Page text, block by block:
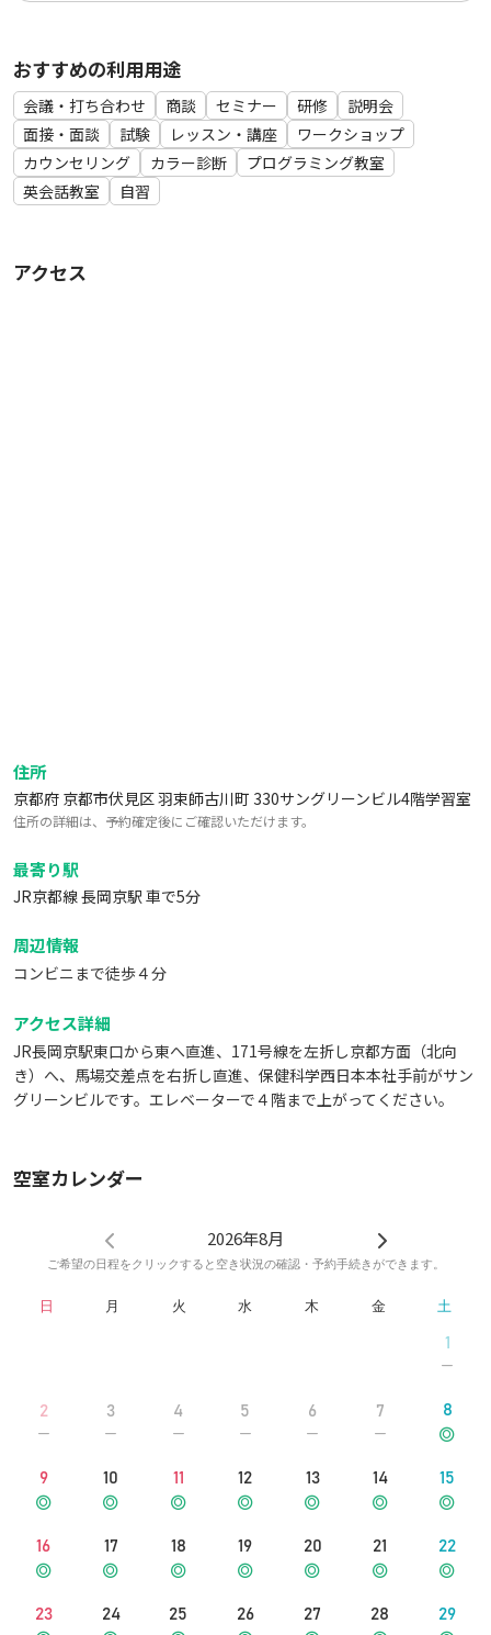
おすすめの利用用途
会議・打ち合わせ 商談 セミナー 研修
説明会
面接・面談
試験 レッスン・講座
ワークショップ
カウンセリング
カラー診断
プログラミング教室
英会話教室
自習
アクセス
住所
京都府 京都市伏見区 羽束師古川町 330サングリーンビル4階学習室
住所の詳細は、予約確定後にご確認いただけます。
最寄り駅
JR京都線 長岡京駅 車で5分
周辺情報
コンビニまで徒歩４分
アクセス詳細
JR長岡京駅東口から東へ直進、171号線を左折し京都方面（北向
き）へ、馬場交差点を右折し直進、保健科学西日本本社手前がサン
グリーンビルです。エレベーターで４階まで上がってください。
空室カレンダー
2026年8月
ご希望の日程をクリックすると空き状況の確認・予約手続きができます。
日 月 火 水 木 金 土
1
2 3 4 5 6 7 8
9 10 11 12 13 14 15
16 17 18 19 20 21 22
23 24 25 26 27 28 29